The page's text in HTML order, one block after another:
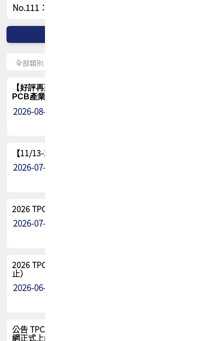
No.111：PCB全球風險布局與韌性
【好評再延長】PCB GPT 全面開放體驗延長到8月!!
PCB產業專屬 AI 知識平台
2026-08-04
【11/13-15】2026 TPCA 百岳登頂_南橫三星
2026-07-22
2026 TPCA中南區會員問卷暨7/31交流餐敘報名
2026-07-08
2026 TPCA健康盃保齡球聯誼賽 熱烈報名中（8/3報名截
止）
2026-06-29
公告 TPCA 台灣電路板協會官網將迎來新面貌，7/1 新官
網正式上線！